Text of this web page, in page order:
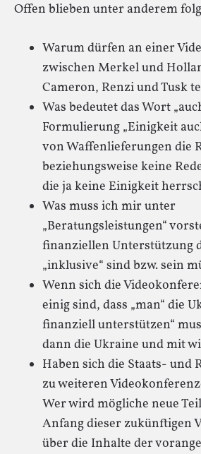
Offen blieben unter anderem
Warum dürfen an einer
zwischen Merkel und
Cameron, Renzi und Tusk
Was bedeutet das Wort
Formulierung „Einigkeit
von Waffenlieferungen die
beziehungsweise keine
die ja keine Einigkeit
Was muss ich mir unter
„Beratungsleistungen“
finanziellen Unterstützung
„inklusive“ sind bzw. sein
Wenn sich die
einig sind, dass „man“ die
finanziell unterstützen“
dann die Ukraine und mit
Haben sich die Staats- und
zu weiteren
Wer wird mögliche neue
Anfang dieser zukünftigen
über die Inhalte der